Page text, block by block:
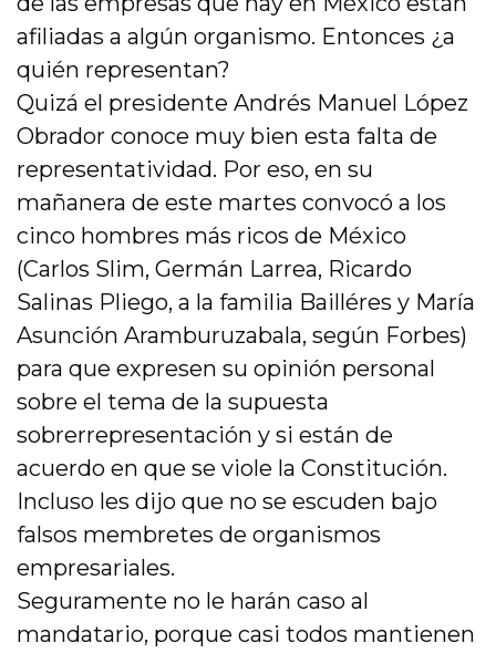
afiliadas a algún organismo. Entonces ¿a
quién representan?
Quizá el presidente Andrés Manuel López
Obrador conoce muy bien esta falta de
representatividad. Por eso, en su
mañanera de este martes convocó a los
cinco hombres más ricos de México
(Carlos Slim, Germán Larrea, Ricardo
Salinas Pliego, a la familia Bailléres y María
Asunción Aramburuzabala, según Forbes)
para que expresen su opinión personal
sobre el tema de la supuesta
sobrerrepresentación y si están de
acuerdo en que se viole la Constitución.
Incluso les dijo que no se escuden bajo
falsos membretes de organismos
empresariales.
Seguramente no le harán caso al
mandatario, porque casi todos mantienen